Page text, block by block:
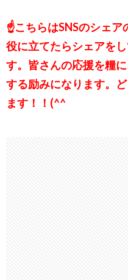
☝こちらはSNSのシェ
役に立てたらシェアを
す。皆さんの応援を糧
する励みになります。
ます！！(^^